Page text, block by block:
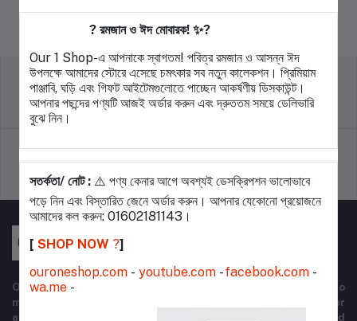
Terms & conditions
return policy
Support Policy privacy policy
Our One Shop is a dynamic e-commerce platform designed to
meet all your shopping needs in one convenient place. We offer
a wide range of high-quality products, from electronics and
? রমজান ও ঈদ মোবারক! ✨?
Our 1 Shop-এ আপনাকে স্বাগতম! পবিত্র রমজান ও আসন্ন ঈদ
উপলক্ষে আমাদের স্টোরে এসেছে চমৎকার সব নতুন কালেকশন। প্রিমিয়াম
পাঞ্জাবি, ঘড়ি এবং গিফট আইটেমগুলোতে পাচ্ছেন আকর্ষণীয় ডিসকাউন্ট।
আপনার পছন্দের পণ্যটি আজই অর্ডার করুন এবং দ্রুততম সময়ে ডেলিভারি
বুঝে নিন।
সতর্কতা/ নোট : ⚠️ পণ্য কেনার আগে অবশ্যই ডেসক্রিপশন ভালোভাবে
পড়ে নিন এবং বিস্তারিত জেনে অর্ডার করুন। আপনার যেকোনো প্রয়োজনে
আমাদের কল করুন: 01602181143।
[ SHOP NOW ?️]
ouroneshop.com - youtube.com -facebook.com -
wa.me -